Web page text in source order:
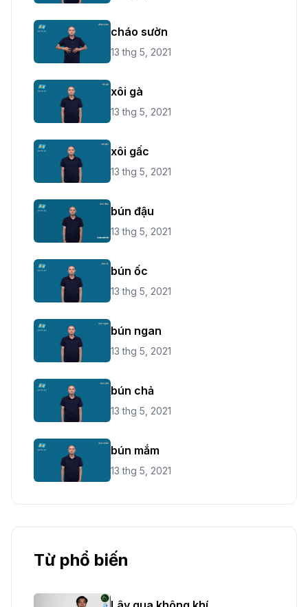
cháo sườn
13 thg 5, 2021
xôi gà
13 thg 5, 2021
xôi gấc
13 thg 5, 2021
bún đậu
13 thg 5, 2021
bún ốc
13 thg 5, 2021
bún ngan
13 thg 5, 2021
bún chả
13 thg 5, 2021
bún mắm
13 thg 5, 2021
Từ phổ biến